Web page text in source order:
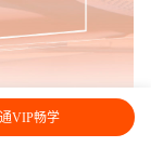
VIP畅学